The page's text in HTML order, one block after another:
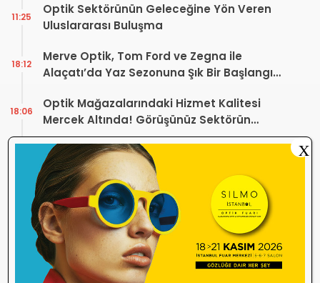
Optik Sektörünün Geleceğine Yön Veren
Uluslararası Buluşma
11:25
Merve Optik, Tom Ford ve Zegna ile
Alaçatı’da Yaz Sezonuna Şık Bir Başlangıç ​​
18:12
Optik Mağazalarındaki Hizmet Kalitesi
Mercek Altında! Görüşünüz Sektörün
Geleceğini Şekillendirebilir
18:06
Yönetmelik Tartışmalarına TOGB’dan
Açıklama! Yeni Hüküm Yok, Teknik
Düzenleme Var
Danıştay’dan TOGB’ye İki Kritik Karar!
Atilla Karip’in Açtığı Davalarda Yürütmeyi
Durdurma Kararı
11:03
Bir günde 150 bin kişi okudu! Optik sektörü
neden konuşuyor?
X